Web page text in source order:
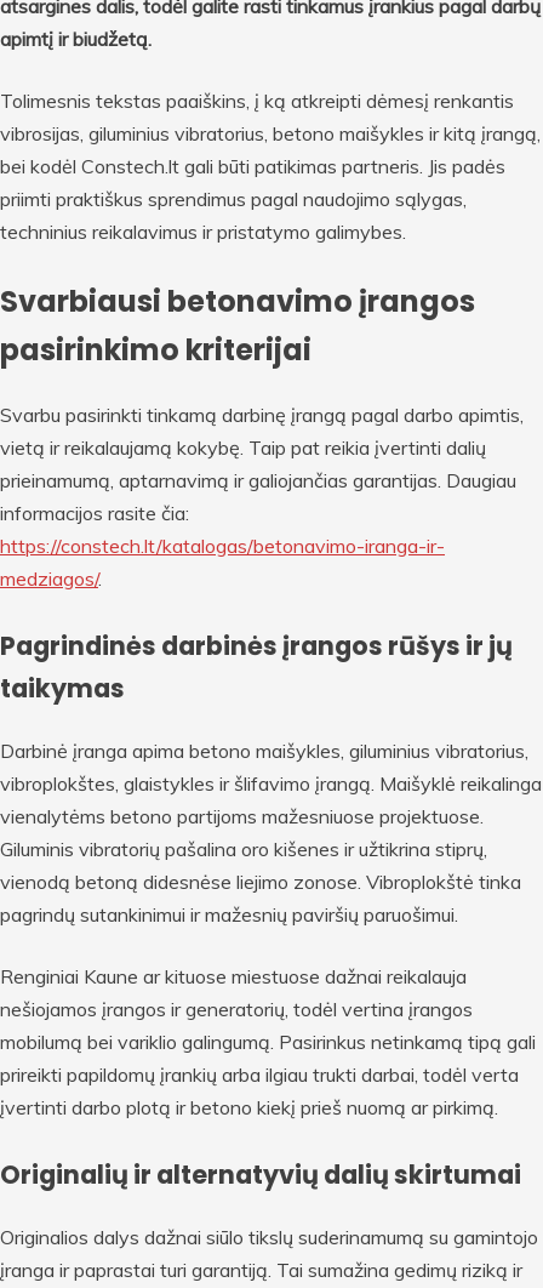
atsargines dalis, todėl galite rasti tinkamus įrankius pagal darbų
apimtį ir biudžetą.
Tolimesnis tekstas paaiškins, į ką atkreipti dėmesį renkantis
vibrosijas, giluminius vibratorius, betono maišykles ir kitą įrangą,
bei kodėl Constech.lt gali būti patikimas partneris. Jis padės
priimti praktiškus sprendimus pagal naudojimo sąlygas,
techninius reikalavimus ir pristatymo galimybes.
Svarbiausi betonavimo įrangos
pasirinkimo kriterijai
Svarbu pasirinkti tinkamą darbinę įrangą pagal darbo apimtis,
vietą ir reikalaujamą kokybę. Taip pat reikia įvertinti dalių
prieinamumą, aptarnavimą ir galiojančias garantijas. Daugiau
informacijos rasite čia:
https://constech.lt/katalogas/betonavimo-iranga-ir-
medziagos/.
Pagrindinės darbinės įrangos rūšys ir jų
taikymas
Darbinė įranga apima betono maišykles, giluminius vibratorius,
vibroplokštes, glaistykles ir šlifavimo įrangą. Maišyklė reikalinga
vienalytėms betono partijoms mažesniuose projektuose.
Giluminis vibratorių pašalina oro kišenes ir užtikrina stiprų,
vienodą betoną didesnėse liejimo zonose. Vibroplokštė tinka
pagrindų sutankinimui ir mažesnių paviršių paruošimui.
Renginiai Kaune ar kituose miestuose dažnai reikalauja
nešiojamos įrangos ir generatorių, todėl vertina įrangos
mobilumą bei variklio galingumą. Pasirinkus netinkamą tipą gali
prireikti papildomų įrankių arba ilgiau trukti darbai, todėl verta
įvertinti darbo plotą ir betono kiekį prieš nuomą ar pirkimą.
Originalių ir alternatyvių dalių skirtumai
Originalios dalys dažnai siūlo tikslų suderinamumą su gamintojo
įranga ir paprastai turi garantiją. Tai sumažina gedimų riziką ir